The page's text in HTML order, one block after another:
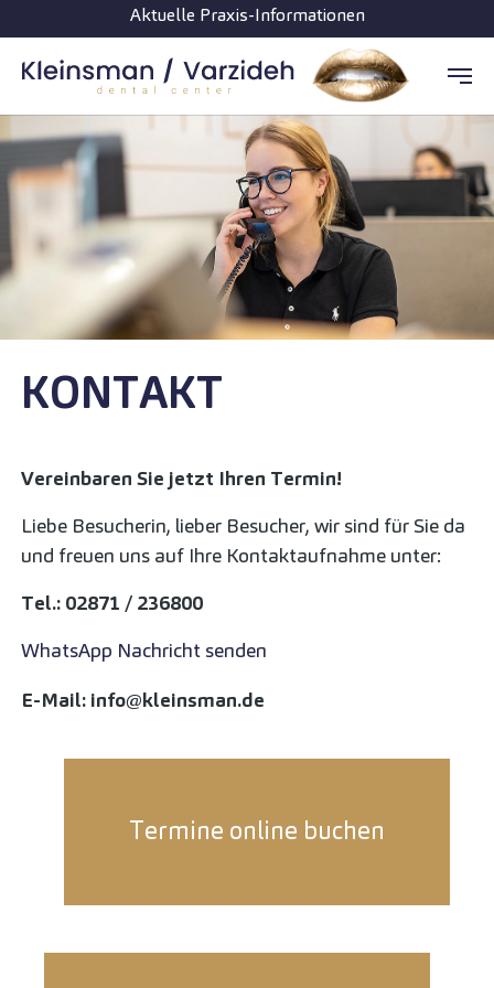
Zum Hauptinhalt springen
Aktuelle Praxis-Informationen
KONTAKT
Vereinbaren Sie jetzt Ihren Termin!
Liebe Besucherin, lieber Besucher, wir sind für Sie da
und freuen uns auf Ihre Kontaktaufnahme unter:
Tel.: 02871 / 236800
WhatsApp Nachricht senden
E-Mail: info@kleinsman.de
Termine online buchen